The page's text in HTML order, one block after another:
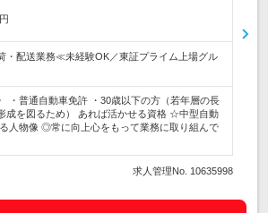
・配送業務≪未経験OK／東証プライム上場グル
・普通自動車免許 ・30歳以下の方（若年層の長
成を図るため） あれば活かせる資格 ☆中型自動
人物像 ◎常に向上心をもって業務に取り組んで
求人管理No. 10635998